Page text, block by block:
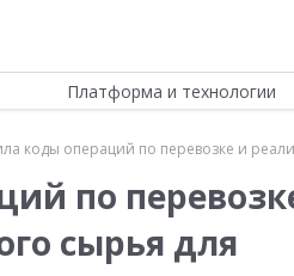
Платформа и технологии
коды операций по перевозке и
по
сырья для